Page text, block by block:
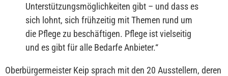
Unterstützungsmöglichkeiten gibt – und dass es
sich lohnt, sich frühzeitig mit Themen rund um
die Pflege zu beschäftigen. Pflege ist vielseitig
und es gibt für alle Bedarfe Anbieter.“
Oberbürgermeister Keip sprach mit den 20 Ausstellern, deren